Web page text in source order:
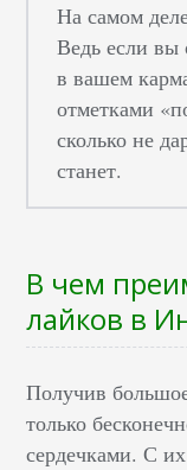
На самом
Ведь если вы
в вашем
отметками
сколько не
станет.
В чем
лайков в
Получив
только
сердечками. С